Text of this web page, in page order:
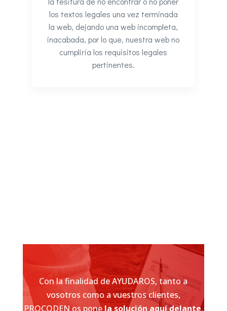
los textos legales una vez terminada
la web, dejando una web incompleta,
inacabada, por lo que, nuestra web no
cumpliría los requisitos legales
pertinentes.
Con la finalidad de AYUDAROS, tanto a
vosotros como a vuestros clientes,
PROCODEN os ponela solución aquí delante.